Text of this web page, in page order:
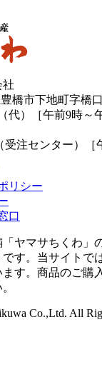
社
橋市下地町字橋口
代）［午前9時～
受注センター）［
リシー
口
ヤマサちくわ」
す。当サイトで
す。商品のご購
Co.,Ltd. All